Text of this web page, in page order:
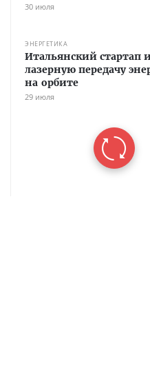
30 июля
ЭНЕРГЕТИКА
Итальянский стартап
лазерную передачу
на орбите
29 июля